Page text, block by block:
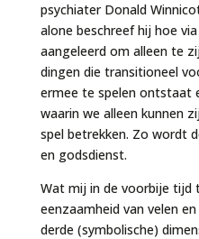
psychiater Donald
alone beschreef hij hoe
aangeleerd om alleen te
dingen die transitioneel
ermee te spelen ontstaat
waarin we alleen kunnen
spel betrekken. Zo wordt
en godsdienst.
Wat mij in de voorbije tijd
eenzaamheid van velen
derde (symbolische)